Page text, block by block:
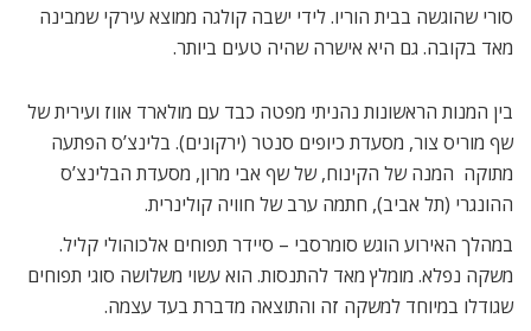
סורי שהוגשה בבית הוריו. לידי ישבה קולגה ממוצא עירקי שמבינה
מאד בקובה. גם היא אישרה שהיה טעים ביותר.
בין המנות הראשונות נהניתי מפטה כבד עם מולארד אווז ועירית של
שף מוריס צור, מסעדת כיופים סנטר (ירקונים). בלינצ’ס הפתעה
מתוקה  המנה של הקינוח, של שף אבי מרון, מסעדת הבלינצ’ס
ההונגרי (תל אביב), חתמה ערב של חוויה קולינרית.
במהלך האירוע הוגש סומרסבי – סיידר תפוחים אלכוהולי קליל.
משקה נפלא. מומלץ מאד להתנסות. הוא עשוי משלושה סוגי תפוחים
שגודלו במיוחד למשקה זה והתוצאה מדברת בעד עצמה.